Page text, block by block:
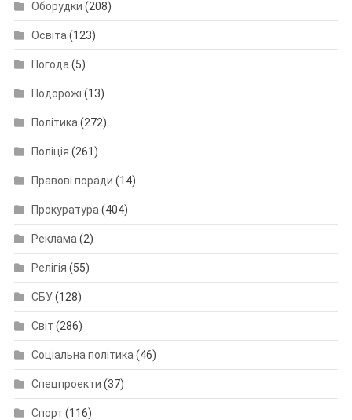
Оборудки (208)
Освіта (123)
Погода (5)
Подорожі (13)
Політика (272)
Поліція (261)
Правові поради (14)
Прокуратура (404)
Реклама (2)
Релігія (55)
СБУ(128)
Світ (286)
Соціальна політика (46)
Спецпроекти (37)
Спорт (116)